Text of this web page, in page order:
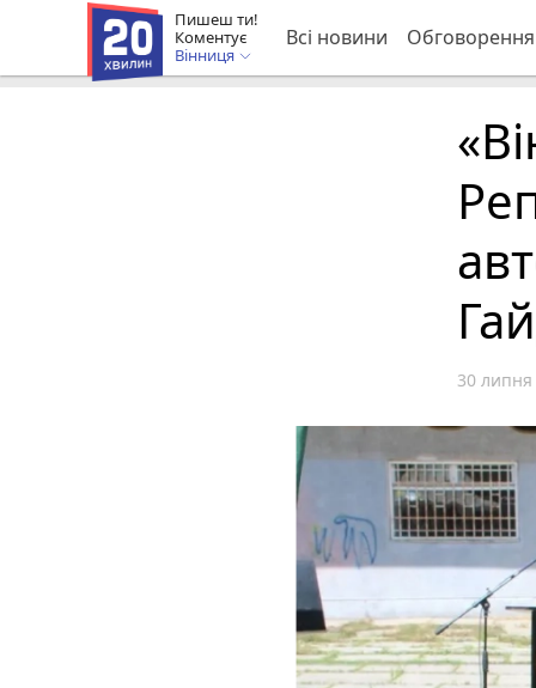
Пишеш ти!
Коментує
Вінниця
Всі новини Обговорення
30